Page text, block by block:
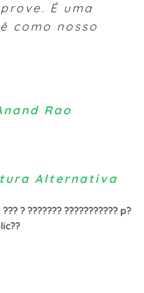
É uma
como nosso
Rao
Alternativa
? ??????? ??????????? p?